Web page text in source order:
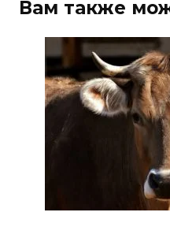
Вам также